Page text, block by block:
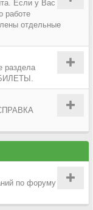
Если у Вас
работе
отдельные
раздела
по форуму